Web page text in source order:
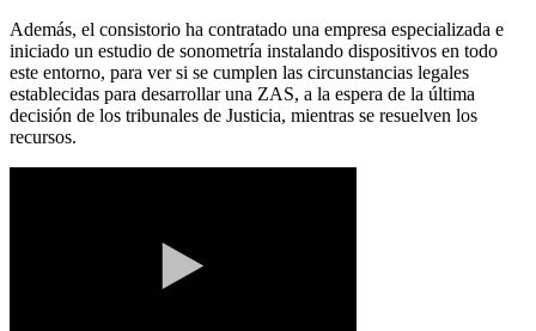
Además, el consistorio ha contratado una empresa especializada e
iniciado un estudio de sonometría instalando dispositivos en todo
este entorno, para ver si se cumplen las circunstancias legales
establecidas para desarrollar una ZAS, a la espera de la última
decisión de los tribunales de Justicia, mientras se resuelven los
recursos.